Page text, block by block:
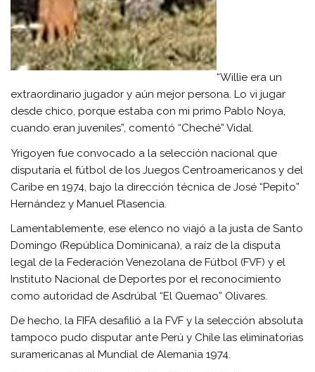
“Willie era un
extraordinario jugador y aún mejor persona. Lo vi jugar
desde chico, porque estaba con mi primo Pablo Noya,
cuando eran juveniles”, comentó “Cheché” Vidal.
Yrigoyen fue convocado a la selección nacional que
disputaría el fútbol de los Juegos Centroamericanos y del
Caribe en 1974, bajo la dirección técnica de José “Pepito”
Hernández y Manuel Plasencia.
Lamentablemente, ese elenco no viajó a la justa de Santo
Domingo (República Dominicana), a raíz de la disputa
legal de la Federación Venezolana de Fútbol (FVF) y el
Instituto Nacional de Deportes por el reconocimiento
como autoridad de Asdrúbal “El Quemao” Olivares.
De hecho, la FIFA desafilió a la FVF y la selección absoluta
tampoco pudo disputar ante Perú y Chile las eliminatorias
suramericanas al Mundial de Alemania 1974.